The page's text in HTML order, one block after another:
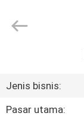
PRODUK
pemasok.
Copyright
AllJenis bisnis:
Pasar utama: